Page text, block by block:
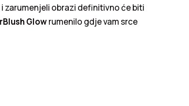
zarumenjeli obrazi definitivno će biti
Glowrumenilo gdje vam srce